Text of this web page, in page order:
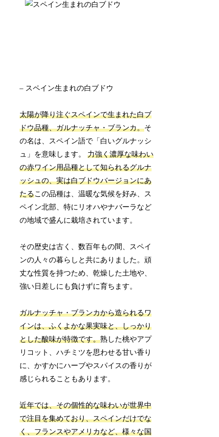
– スペイン生まれの白ブドウ
太陽が降り注ぐスペインで生まれた白ブ
ドウ品種、ガルナッチャ・ブランカ。そ
の名は、スペイン語で「白いグルナッシ
ュ」を意味します。力強く濃厚な味わい
の赤ワイン用品種として知られるグルナ
ッシュの、実は白ブドウバージョンにあ
たるこの品種は、温暖な気候を好み、ス
ペイン北部、特にリオハやナバーラなど
の地域で盛んに栽培されています。
その歴史は古く、数百年もの間、スペイ
ンの人々の暮らしと共にありました。頑
丈な性質を持つため、乾燥した土地や、
強い日差しにも負けずに育ちます。
ガルナッチャ・ブランカから造られるワ
インは、ふくよかな果実味と、しっかり
とした酸味が特徴です。熟した桃やアプ
リコット、ハチミツを思わせる甘い香り
に、かすかにハーブやスパイスの香りが
感じられることもあります。
近年では、その個性的な味わいが世界中
で注目を集めており、スペインだけでな
く、フランスやアメリカなど、様々な国